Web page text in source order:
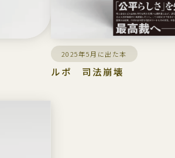
2025年5月に出た本
ルポ 司法崩壊